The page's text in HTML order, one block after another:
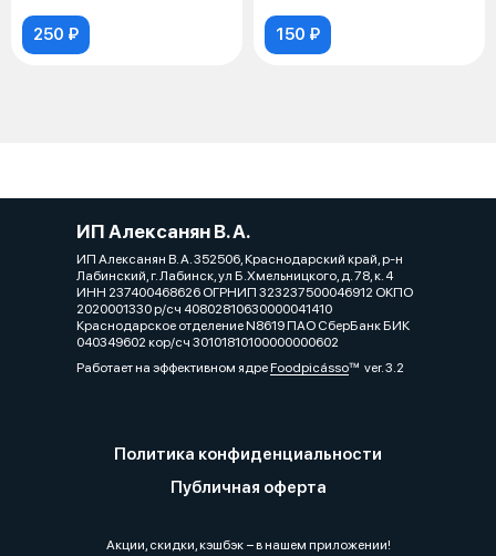
250 ₽ 150 ₽
ИП Алексанян В. А.
ИП Алексанян В. А. 352506, Краснодарский край, р-н
Лабинский, г. Лабинск, ул Б.Хмельницкого, д. 78, к. 4
ИНН 237400468626 ОГРНИП 323237500046912 ОКПО
2020001330 р/сч 40802810630000041410
Краснодарское отделение N8619 ПАО СберБанк БИК
040349602 кор/сч 30101810100000000602
Работает на эффективном ядреFoodpicássover. 3.2
Политика конфиденциальности
Публичная оферта
Акции, скидки, кэшбэк − в нашем приложении!